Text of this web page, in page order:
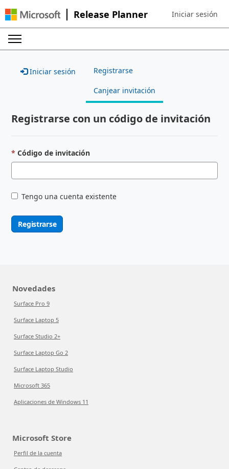
Release Planner Sign in to your
Iniciar sesión
Iniciar sesión Registrarse
Canjear invitación
Registrarse con un código de invitación
Código de invitación
Tengo una cuenta existente
Registrarse
Novedades
Surface Pro 9
Surface Laptop 5
Surface Studio 2+
Surface Laptop Go 2
Surface Laptop Studio
Microsoft 365
Aplicaciones de Windows 11
Microsoft Store
Perfil de la cuenta